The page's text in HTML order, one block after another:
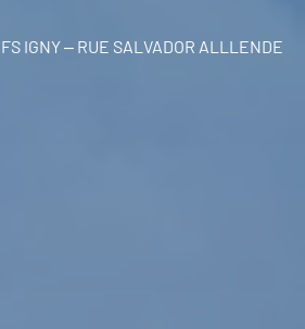
IGNY – RUE SALVADOR ALLLENDE